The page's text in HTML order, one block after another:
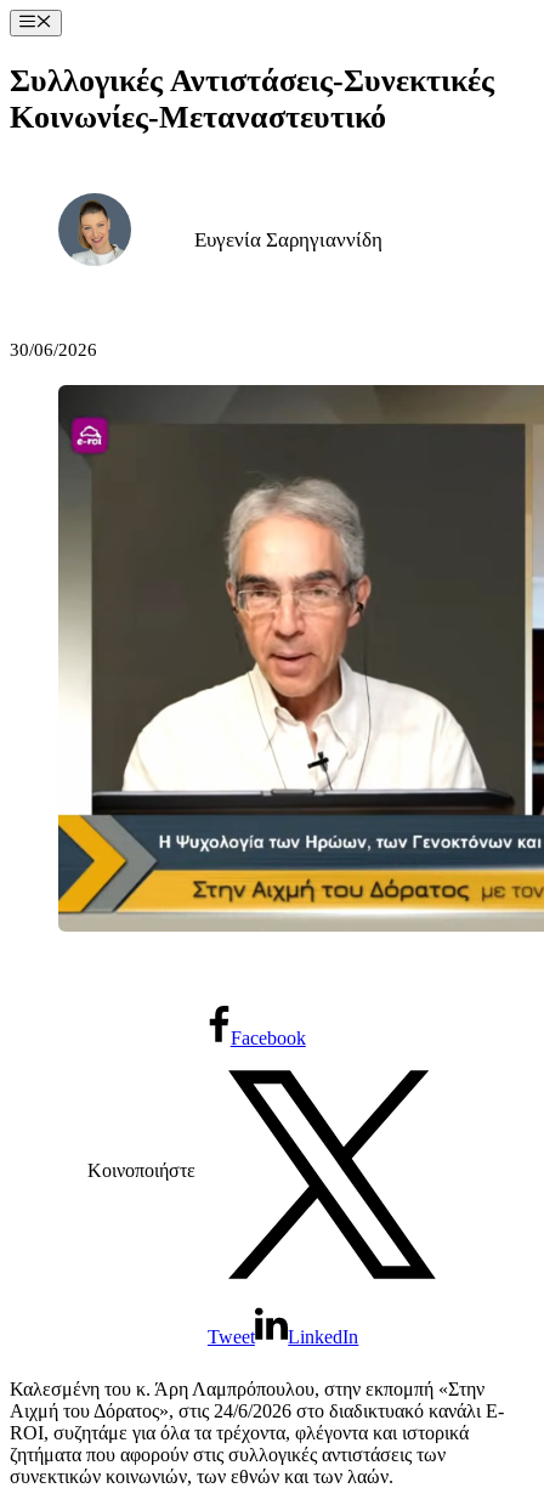
Μετάβαση
σε
Μενού
Συλλογικές Αντιστάσεις-Συνεκτικές
Κοινωνίες-Μεταναστευτικό
Ευγενία Σαρηγιαννίδη
30/06/2026
Κοινοποιήστε
Facebook
Tweet LinkedIn
Καλεσμένη του κ. Άρη Λαμπρόπουλου, στην εκπομπή «Στην
Αιχμή του Δόρατος», στις 24/6/2026 στο διαδικτυακό κανάλι E-
ROI, συζητάμε για όλα τα τρέχοντα, φλέγοντα και ιστορικά
ζητήματα που αφορούν στις συλλογικές αντιστάσεις των
συνεκτικών κοινωνιών, των εθνών και των λαών.